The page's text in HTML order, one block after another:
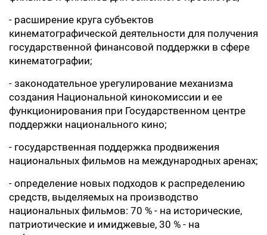
- расширение круга субъектов
кинематографической деятельности для получения
государственной финансовой поддержки в сфере
кинематографии;
- законодательное урегулирование механизма
создания Национальной кинокомиссии и ее
функционирования при Государственном центре
поддержки национального кино;
- государственная поддержка продвижения
национальных фильмов на международных аренах;
- определение новых подходов к распределению
средств, выделяемых на производство
национальных фильмов: 70 % - на исторические,
патриотические и имиджевые, 30 % - на